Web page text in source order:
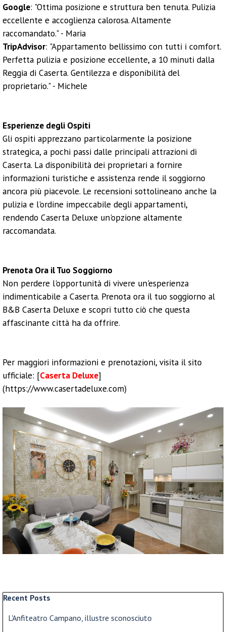
Google: "Ottima posizione e struttura ben tenuta. Pulizia
eccellente e accoglienza calorosa. Altamente
raccomandato." - Maria
TripAdvisor: "Appartamento bellissimo con tutti i comfort.
Perfetta pulizia e posizione eccellente, a 10 minuti dalla
Reggia di Caserta. Gentilezza e disponibilità del
proprietario." - Michele
Esperienze degli Ospiti
Gli ospiti apprezzano particolarmente la posizione
strategica, a pochi passi dalle principali attrazioni di
Caserta. La disponibilità dei proprietari a fornire
informazioni turistiche e assistenza rende il soggiorno
ancora più piacevole. Le recensioni sottolineano anche la
pulizia e l'ordine impeccabile degli appartamenti,
rendendo Caserta Deluxe un'opzione altamente
raccomandata.
Prenota Ora il Tuo Soggiorno
Non perdere l'opportunità di vivere un'esperienza
indimenticabile a Caserta. Prenota ora il tuo soggiorno al
B&B Caserta Deluxe e scopri tutto ciò che questa
affascinante città ha da offrire.
Per maggiori informazioni e prenotazioni, visita il sito
ufficiale: [Caserta Deluxe]
(https://www.casertadeluxe.com)
Salta blocco Recent Posts
Recent Posts
L'Anfiteatro Campano, illustre sconosciuto